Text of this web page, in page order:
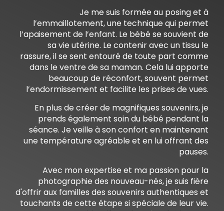
Je me suis formée au posing et à
l’emmaillotement, une technique qui permet
l’apaisement de l’enfant. Le bébé se souvient de
sa vie utérine. Le contenir avec un tissu le
rassure, il se sent entouré de toute part comme
dans le ventre de sa maman. Cela lui apporte
beaucoup de réconfort, souvent permet
l’endormissement et facilite les prises de vues.
En plus de créer de magnifiques souvenirs, je
prends également soin du bébé pendant la
séance. Je veille à son confort en maintenant
une température agréable et en lui offrant des
pauses.
Avec mon expertise et ma passion pour la
photographie des nouveau-nés, je suis fière
d'offrir aux familles des souvenirs authentiques et
touchants de cette étape si spéciale de leur vie.